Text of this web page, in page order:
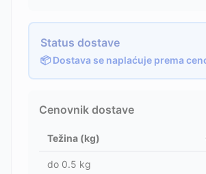
Status dostave
📦 Dostava se naplaćuje prema
Cenovnik dostave
Težina (kg)
do 0.5 kg